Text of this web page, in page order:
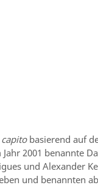
basierend auf
2001 benannte
und Alexander
und benannten